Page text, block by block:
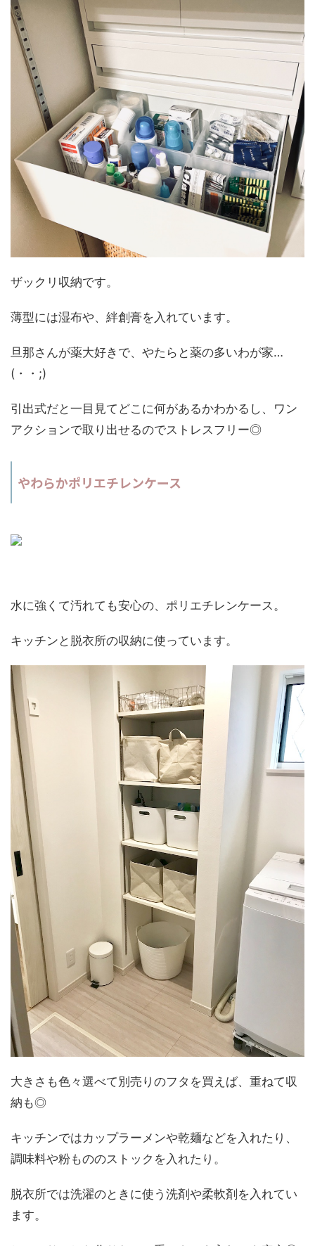
ザックリ収納です。
薄型には湿布や、絆創膏を入れています。
旦那さんが薬大好きで、やたらと薬の多いわが家…
(・・;)
引出式だと一目見てどこに何があるかわかるし、ワン
アクションで取り出せるのでストレスフリー◎
やわらかポリエチレンケース
水に強くて汚れても安心の、ポリエチレンケース。
キッチンと脱衣所の収納に使っています。
大きさも色々選べて別売りのフタを買えば、重ねて収
納も◎
キッチンではカップラーメンや乾麺などを入れたり、
調味料や粉もののストックを入れたり。
脱衣所では洗濯のときに使う洗剤や柔軟剤を入れてい
ます。